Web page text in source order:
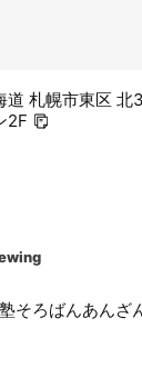
札幌市東区 北
2F
そろばんあんざ